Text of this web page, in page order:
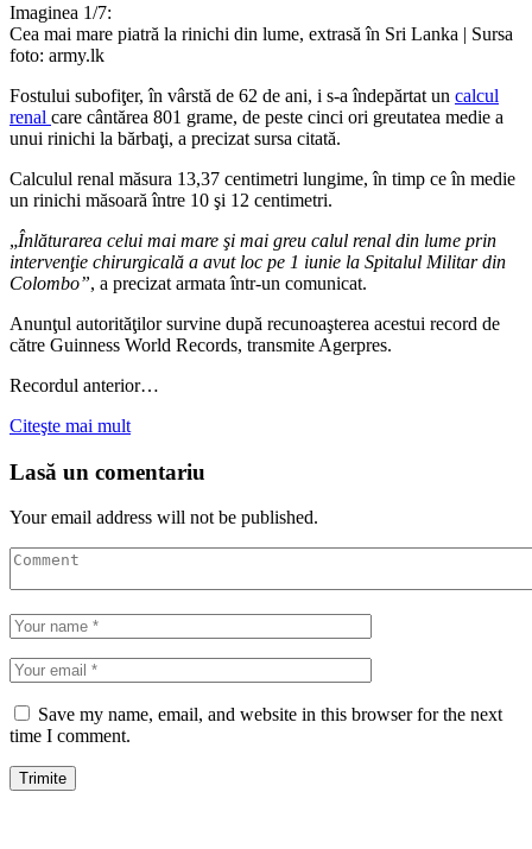
Imaginea 1/7:
Cea mai mare piatră la rinichi din lume, extrasă în Sri Lanka | Sursa
foto: army.lk
Fostului subofiţer, în vârstă de 62 de ani, i s-a îndepărtat un calcul
renal care cântărea 801 grame, de peste cinci ori greutatea medie a
unui rinichi la bărbaţi, a precizat sursa citată.
Calculul renal măsura 13,37 centimetri lungime, în timp ce în medie
un rinichi măsoară între 10 şi 12 centimetri.
„Înlăturarea celui mai mare şi mai greu calul renal din lume prin
intervenţie chirurgicală a avut loc pe 1 iunie la Spitalul Militar din
Colombo”, a precizat armata într-un comunicat.
Anunţul autorităţilor survine după recunoaşterea acestui record de
către Guinness World Records, transmite Agerpres.
Recordul anterior…
Citeşte mai mult
Lasă un comentariu
Your email address will not be published.
Save my name, email, and website in this browser for the next
time I comment.